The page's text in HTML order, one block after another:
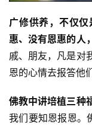
广修供养，不仅
惠、没有恩惠的人
戚、朋友，凡是对
恩的心情去报答他们
佛教中讲培植三种
我们要知恩报恩。